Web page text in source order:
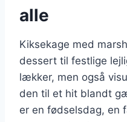
alle
Kiksekage med
dessert til festlige
lækker, men også
den til et hit blandt
er en fødselsdag, en